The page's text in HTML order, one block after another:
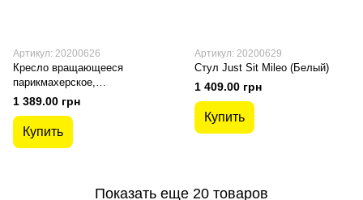
Артикул: 20200626
Кресло вращающееся
парикмахерское,
косметическое Черное Just Sit
1 389.00 грн
Купить
Артикул: 20200629
Стул Just Sit Mileo (Белый)
1 409.00 грн
Купить
Показать еще 20 товаров